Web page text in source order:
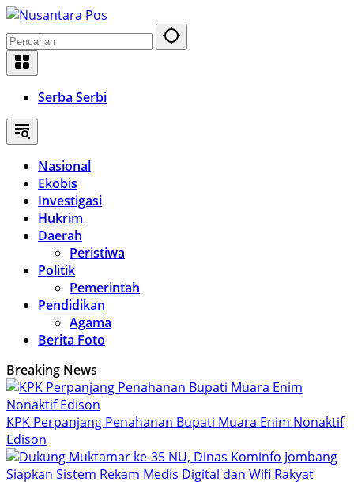
Langsung
ke
konten
Serba Serbi
Nasional
Ekobis
Investigasi
Hukrim
Daerah
Peristiwa
Politik
Pemerintah
Pendidikan
Agama
Berita Foto
Breaking News
KPK Perpanjang Penahanan Bupati Muara Enim Nonaktif
Edison